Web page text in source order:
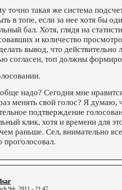
точно такая же система
в топе, если за нее хотя бы
бал. Хотя, глядя на
и количество
вывод, что
согласен, топ должны
надо? Сегодня мне
менять свой голос? Я думаю,
подтверждение
клик, хотя и времени для
раньше. Сел, внимательно
проголосовал.
9th, 2011 - 21:47